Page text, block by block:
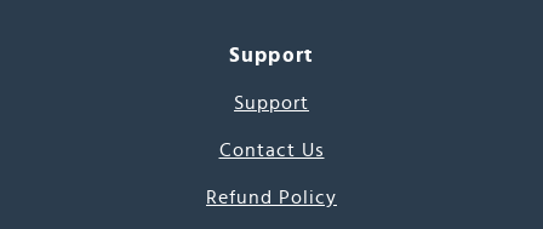
Support
Support
Contact Us
Refund Policy